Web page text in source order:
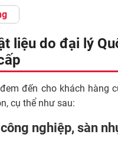
liệu do đại lý
đến cho khách hàng
cụ thể như sau:
nghiệp, sàn